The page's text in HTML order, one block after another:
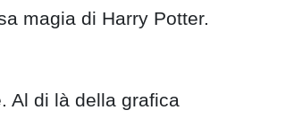
magia di Harry Potter.
Al di là della grafica